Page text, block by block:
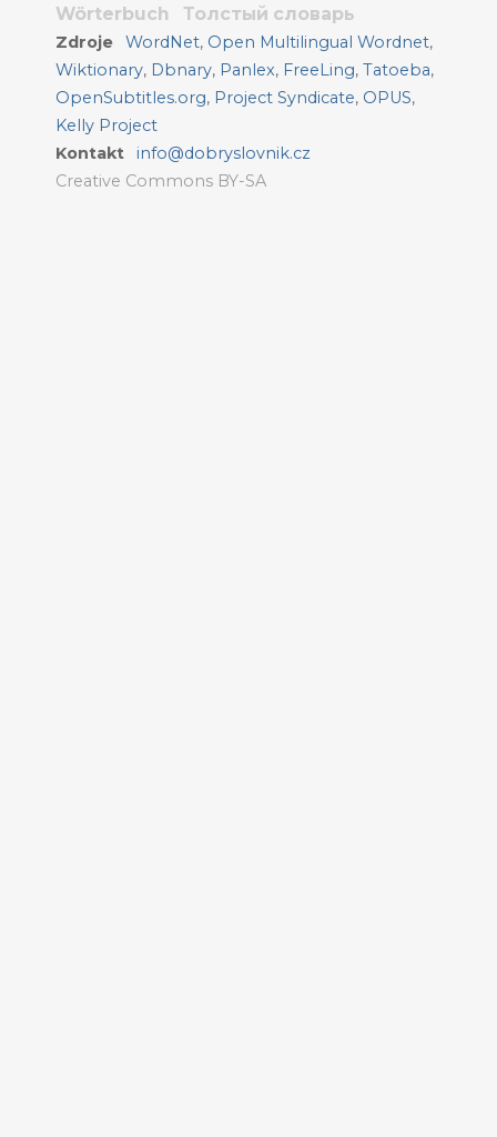
Wörterbuch
Толстый словарь
Zdroje WordNet, Open Multilingual Wordnet,
Wiktionary, Dbnary, Panlex, FreeLing, Tatoeba,
OpenSubtitles.org, Project Syndicate, OPUS,
Kelly Project
Kontakt
info@dobryslovnik.cz
Creative Commons BY-SA